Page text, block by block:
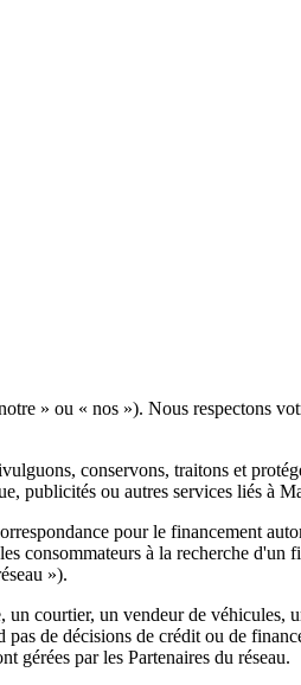
» ou « nos »). Nous respectons
conservons, traitons et
publicités ou autres services liés à
pour le financement
consommateurs à la recherche
»).
courtier, un vendeur de véhicules,
de décisions de crédit ou de
gérées par les Partenaires du réseau.